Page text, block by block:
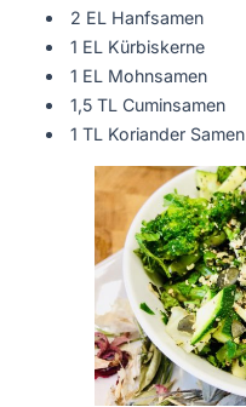
2 EL Hanfsamen
1 EL Kürbiskerne
1 EL Mohnsamen
1,5 TL Cuminsamen
1 TL Koriander Samen